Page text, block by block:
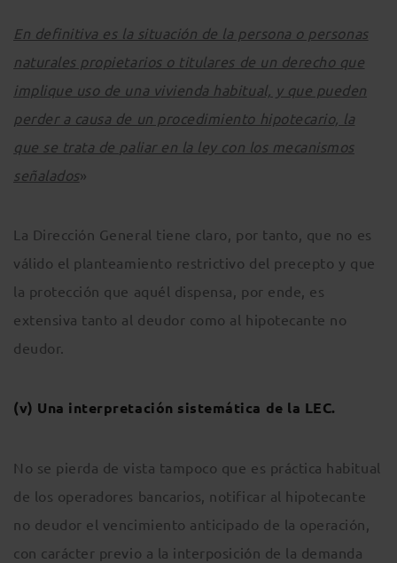
En definitiva es la situación de la persona o personas
naturales propietarios o titulares de un derecho que
implique uso de una vivienda habitual, y que pueden
perder a causa de un procedimiento hipotecario, la
que se trata de paliar en la ley con los mecanismos
señalados»
La Dirección General tiene claro, por tanto, que no es
válido el planteamiento restrictivo del precepto y que
la protección que aquél dispensa, por ende, es
extensiva tanto al deudor como al hipotecante no
deudor.
(v) Una interpretación sistemática de la LEC.
No se pierda de vista tampoco que es práctica habitual
de los operadores bancarios, notificar al hipotecante
no deudor el vencimiento anticipado de la operación,
con carácter previo a la interposición de la demanda